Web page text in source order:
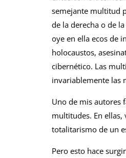
semejante multitud
de la derecha o de
oye en ella ecos de
holocaustos,
cibernético. Las
invariablemente las
Uno de mis autores
multitudes. En ellas,
totalitarismo de un
Pero esto hace